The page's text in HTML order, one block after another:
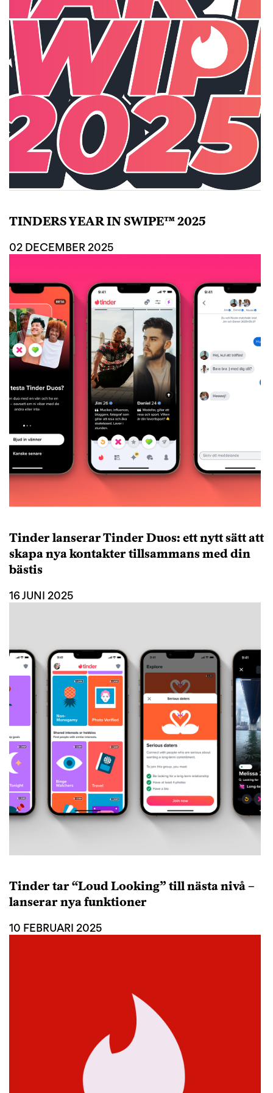
TINDERS YEAR IN SWIPE™ 2025
02 DECEMBER 2025
Tinder lanserar Tinder Duos: ett nytt sätt att
skapa nya kontakter tillsammans med din
bästis
16 JUNI 2025
Tinder tar “Loud Looking” till nästa nivå –
lanserar nya funktioner
10 FEBRUARI 2025